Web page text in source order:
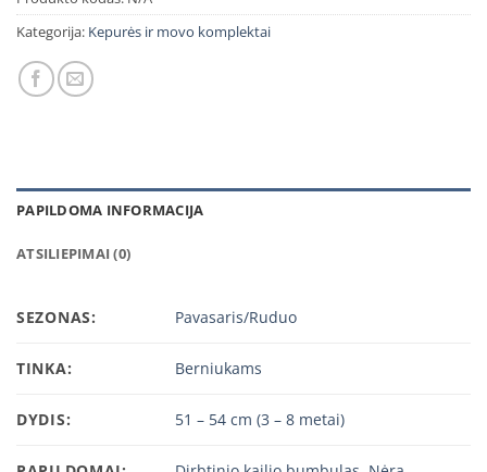
Kategorija: Kepurės ir movo komplektai
PAPILDOMA INFORMACIJA
ATSILIEPIMAI (0)
SEZONAS: Pavasaris/Ruduo
TINKA: Berniukams
DYDIS: 51 – 54 cm (3 – 8 metai)